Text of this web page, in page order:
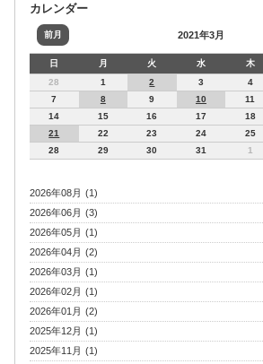
カレンダー
前月 2021年3月
日 月 火 水 木
28
1 2 3 4
7
8 9 10 11
14
15 16 17 18
21
22 23 24 25
28
29 30 31 1
2026年08月 (1)
2026年06月 (3)
2026年05月 (1)
2026年04月 (2)
2026年03月 (1)
2026年02月 (1)
2026年01月 (2)
2025年12月 (1)
2025年11月 (1)